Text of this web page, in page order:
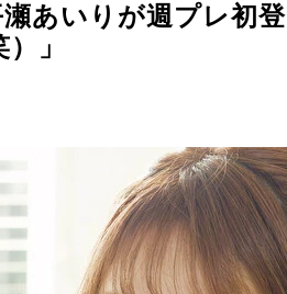
あいりが週プレ初登
」